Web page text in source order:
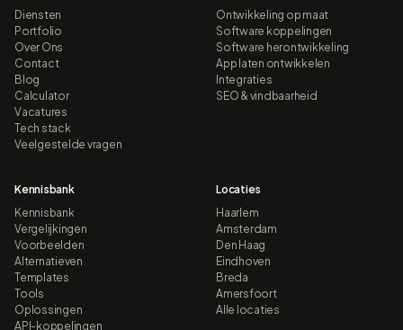
Diensten
Portfolio
Over Ons
Contact
Blog
Calculator
Vacatures
Tech stack
Veelgestelde vragen
Ontwikkeling op maat
Software koppelingen
Software herontwikkeling
App laten ontwikkelen
Integraties
SEO & vindbaarheid
Kennisbank
Kennisbank
Vergelijkingen
Voorbeelden
Alternatieven
Templates
Tools
Oplossingen
API-koppelingen
Locaties
Haarlem
Amsterdam
Den Haag
Eindhoven
Breda
Amersfoort
Alle locaties